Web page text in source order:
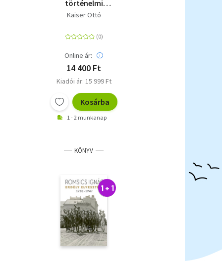
történelmi
Magyarországon
Kaiser Ottó
Online ár:
14 400 Ft
Kiadói ár: 15 999 Ft
Kosárba
1 - 2 munkanap
KÖNYV
1 + 1